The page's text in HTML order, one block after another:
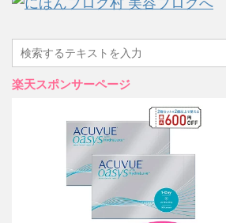
楽天スポンサーページ